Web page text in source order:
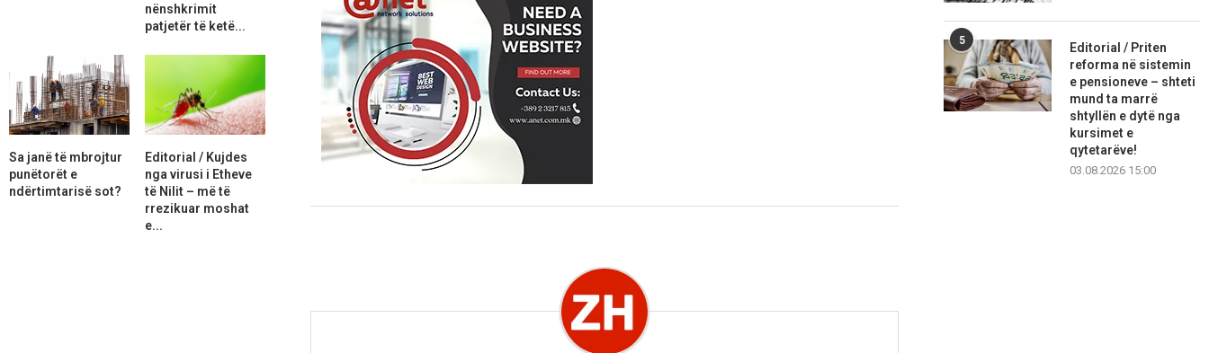
5
Editorial / Priten
reforma në sistemin
e pensioneve – shteti
mund ta marrë
shtyllën e dytë nga
kursimet e
qytetarëve!
03.08.2026 15:00
nënshkrimit
patjetër të ketë...
Sa janë të mbrojtur
punëtorët e
ndërtimtarisë sot?
Editorial / Kujdes
nga virusi i Etheve
të Nilit – më të
rrezikuar moshat
e...